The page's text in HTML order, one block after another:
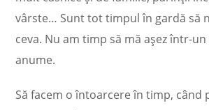
vârste… Sunt tot timpul în gardă să
ceva. Nu am timp să mă așez într-
anume.
Să facem o întoarcere în timp, când